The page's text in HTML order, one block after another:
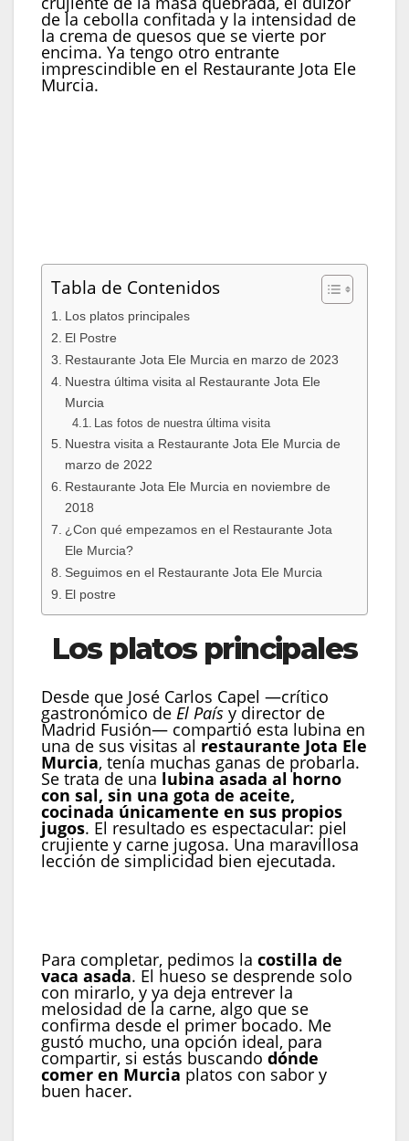
de la cebolla confitada y la intensidad de
la crema de quesos que se vierte por
encima. Ya tengo otro entrante
imprescindible en el Restaurante Jota Ele
Murcia.
Tabla de Contenidos
Los platos principales
El Postre
Restaurante Jota Ele Murcia en marzo de 2023
Nuestra última visita al Restaurante Jota Ele
Murcia
Las fotos de nuestra última visita
Nuestra visita a Restaurante Jota Ele Murcia de
marzo de 2022
Restaurante Jota Ele Murcia en noviembre de
2018
¿Con qué empezamos en el Restaurante Jota
Ele Murcia?
Seguimos en el Restaurante Jota Ele Murcia
El postre
Los platos principales
Desde que José Carlos Capel —crítico
gastronómico de El País y director de
Madrid Fusión— compartió esta lubina en
una de sus visitas al restaurante Jota Ele
Murcia, tenía muchas ganas de probarla.
Se trata de una lubina asada al horno
con sal, sin una gota de aceite,
cocinada únicamente en sus propios
jugos. El resultado es espectacular: piel
crujiente y carne jugosa. Una maravillosa
lección de simplicidad bien ejecutada.
Para completar, pedimos la costilla de
vaca asada. El hueso se desprende solo
con mirarlo, y ya deja entrever la
melosidad de la carne, algo que se
confirma desde el primer bocado. Me
gustó mucho, una opción ideal, para
compartir, si estás buscando dónde
comer en Murcia platos con sabor y
buen hacer.